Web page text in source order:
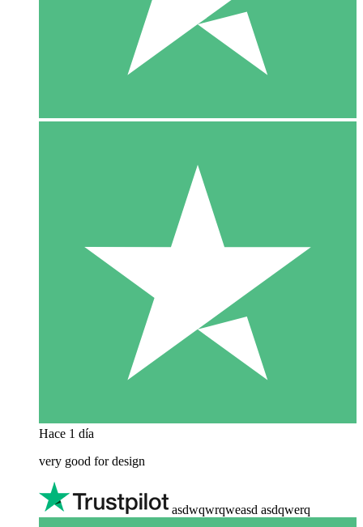
Hace 1 día
very good for design
asdwqwrqweasd asdqwerq